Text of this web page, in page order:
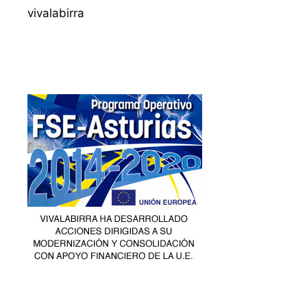
vivalabirra